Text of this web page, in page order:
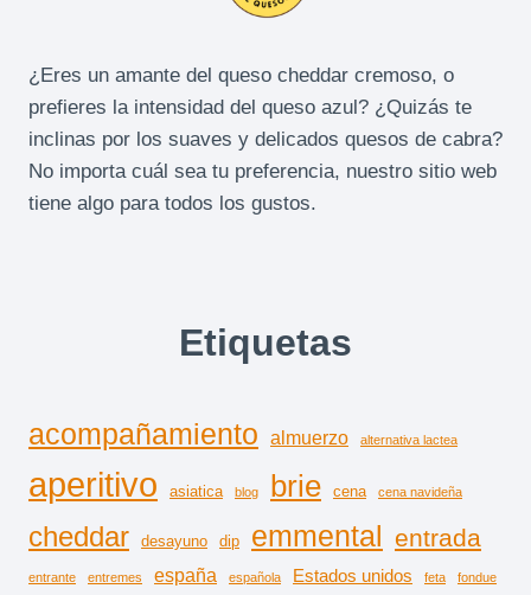
¿Eres un amante del queso cheddar cremoso, o
prefieres la intensidad del queso azul? ¿Quizás te
inclinas por los suaves y delicados quesos de cabra?
No importa cuál sea tu preferencia, nuestro sitio web
tiene algo para todos los gustos.
Etiquetas
acompañamiento almuerzo alternativa lactea
aperitivo asiatica blog brie cena cena navideña
cheddar desayuno dip emmental entrada
entrante entremes españa española Estados unidos feta fondue